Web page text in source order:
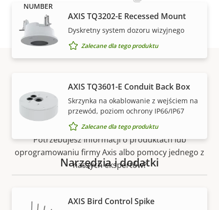
AXIS TQ3202-E Recessed Mount
Dyskretny system dozoru wizyjnego
Zalecane dla tego produktu
AXIS TQ3601-E Conduit Back Box
Skrzynka na okablowanie z wejściem na
przewód, poziom ochrony IP66/IP67
Zalecane dla tego produktu
Narzędzia i dodatki
AXIS Bird Control Spike
Pomoc techniczna i
zasoby
Potrzebujesz informacji o produktach lub
oprogramowaniu firmy Axis albo pomocy jednego z
naszych ekspertów?